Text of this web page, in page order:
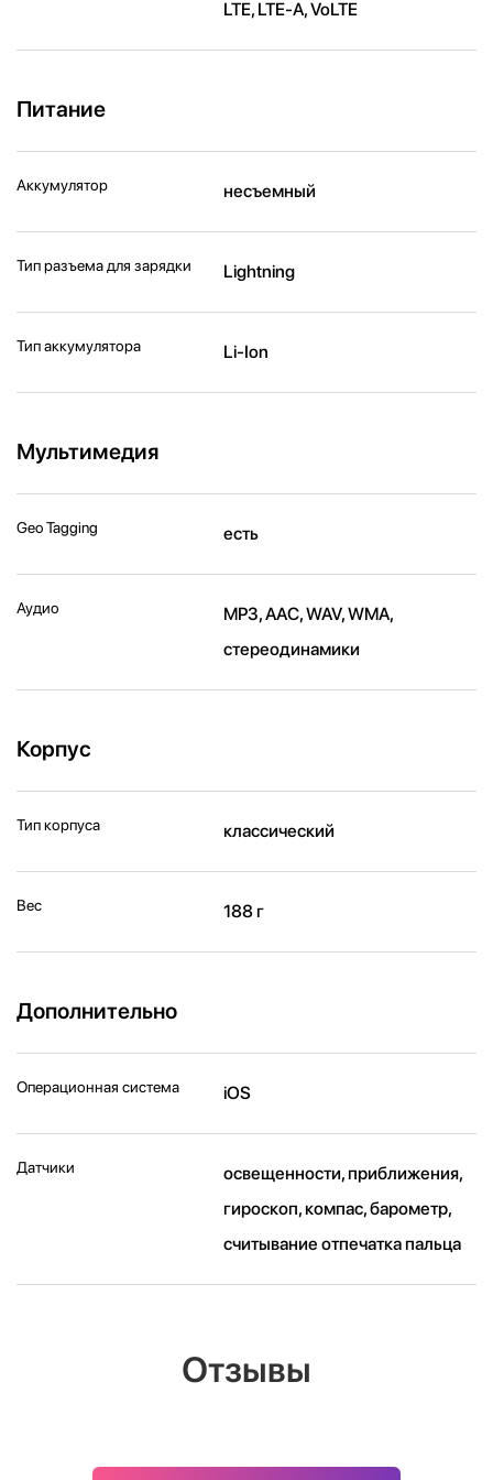
LTE, LTE-A, VoLTE
Питание
Аккумулятор несъемный
Тип разъема для зарядки Lightning
Тип аккумулятора Li-Ion
Мультимедия
Geo Tagging есть
Аудио
MP3, AAC, WAV, WMA,
стереодинамики
Корпус
Тип корпуса классический
Вес 188 г
Дополнительно
Операционная система iOS
Датчики
освещенности, приближения,
гироскоп, компас, барометр,
считывание отпечатка пальца
Отзывы